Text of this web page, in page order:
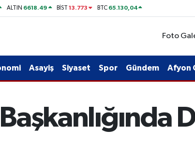
ALTIN 6618.49 BİST13.773 BTC 65.130,04
Foto
Asayiş Siyaset Spor Gündem Afyon